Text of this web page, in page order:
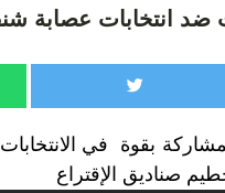
ضد انتخابات عصابة
بقوة في الانتخابات
صناديق الإقتراع